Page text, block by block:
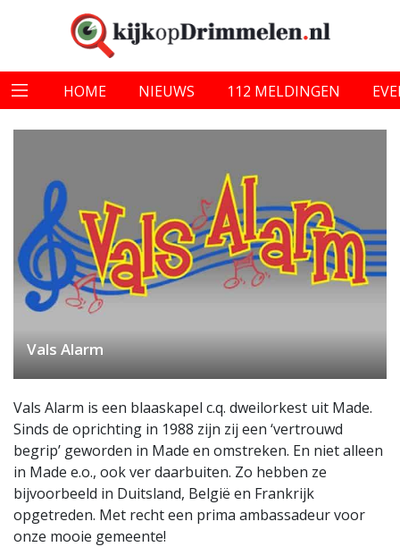
HOME NIEUWS 112 MELDINGEN
Vals Alarm
Vals Alarm is een blaaskapel c.q. dweilorkest uit Made.
Sinds de oprichting in 1988 zijn zij een ‘vertrouwd
begrip’ geworden in Made en omstreken. En niet alleen
in Made e.o., ook ver daarbuiten. Zo hebben ze
bijvoorbeeld in Duitsland, België en Frankrijk
opgetreden. Met recht een prima ambassadeur voor
onze mooie gemeente!